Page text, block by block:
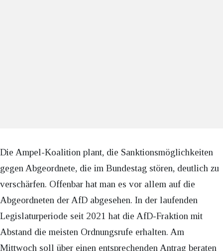
Die Ampel-Koalition plant, die Sanktionsmöglichkeiten
gegen Abgeordnete, die im Bundestag stören, deutlich zu
verschärfen. Offenbar hat man es vor allem auf die
Abgeordneten der AfD abgesehen. In der laufenden
Legislaturperiode seit 2021 hat die AfD-Fraktion mit
Abstand die meisten Ordnungsrufe erhalten. Am
Mittwoch soll über einen entsprechenden Antrag beraten